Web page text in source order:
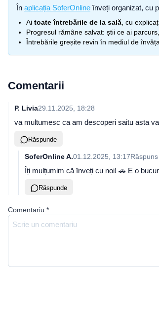
În aplicația SoferOnline înveți organizat, cu
Ai toate întrebările de la sală , cu
Progresul rămâne salvat: știi ce ai
Întrebările greșite revin în mediul de
Comentarii
P. Livia29.11.2025, 18:28
va multumesc ca am descoperi saitu asta
Răspunde
SoferOnline A.01.12.2025, 13:17Răspuns
Îți mulțumim că înveți cu noi! 🚗 E o
Răspunde
Comentariu *